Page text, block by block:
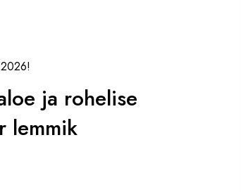
ja rohelise
lemmik